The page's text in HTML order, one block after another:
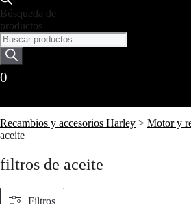
Recambios y accesorios Harley > Motor y
aceite
Búsqueda de
productos
0
filtros de aceite
Filtros